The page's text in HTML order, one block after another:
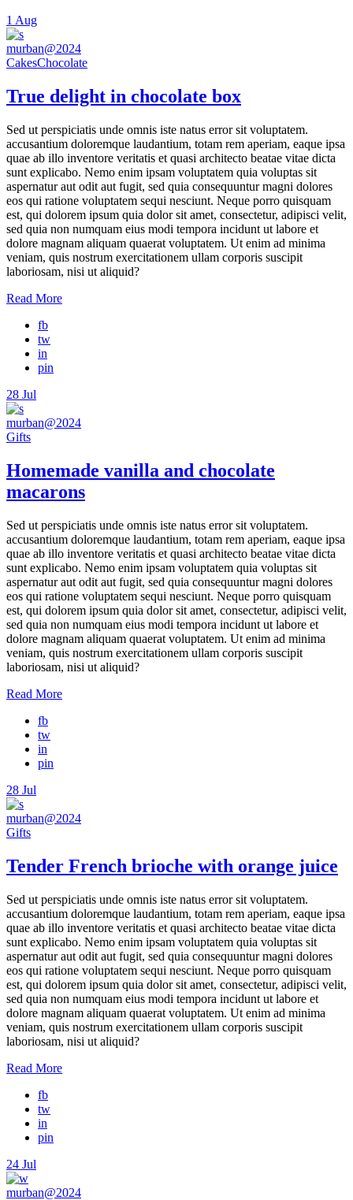
1 Aug
murban@2024
CakesChocolate
True delight in chocolate box
Sed ut perspiciatis unde omnis iste natus error sit voluptatem.
accusantium doloremque laudantium, totam rem aperiam, eaque ipsa
quae ab illo inventore veritatis et quasi architecto beatae vitae dicta
sunt explicabo. Nemo enim ipsam voluptatem quia voluptas sit
aspernatur aut odit aut fugit, sed quia consequuntur magni dolores
eos qui ratione voluptatem sequi nesciunt. Neque porro quisquam
est, qui dolorem ipsum quia dolor sit amet, consectetur, adipisci velit,
sed quia non numquam eius modi tempora incidunt ut labore et
dolore magnam aliquam quaerat voluptatem. Ut enim ad minima
veniam, quis nostrum exercitationem ullam corporis suscipit
laboriosam, nisi ut aliquid?
Read More
fb
tw
in
pin
28 Jul
murban@2024
Gifts
Homemade vanilla and chocolate
macarons
Sed ut perspiciatis unde omnis iste natus error sit voluptatem.
accusantium doloremque laudantium, totam rem aperiam, eaque ipsa
quae ab illo inventore veritatis et quasi architecto beatae vitae dicta
sunt explicabo. Nemo enim ipsam voluptatem quia voluptas sit
aspernatur aut odit aut fugit, sed quia consequuntur magni dolores
eos qui ratione voluptatem sequi nesciunt. Neque porro quisquam
est, qui dolorem ipsum quia dolor sit amet, consectetur, adipisci velit,
sed quia non numquam eius modi tempora incidunt ut labore et
dolore magnam aliquam quaerat voluptatem. Ut enim ad minima
veniam, quis nostrum exercitationem ullam corporis suscipit
laboriosam, nisi ut aliquid?
Read More
fb
tw
in
pin
28 Jul
murban@2024
Gifts
Tender French brioche with orange juice
Sed ut perspiciatis unde omnis iste natus error sit voluptatem.
accusantium doloremque laudantium, totam rem aperiam, eaque ipsa
quae ab illo inventore veritatis et quasi architecto beatae vitae dicta
sunt explicabo. Nemo enim ipsam voluptatem quia voluptas sit
aspernatur aut odit aut fugit, sed quia consequuntur magni dolores
eos qui ratione voluptatem sequi nesciunt. Neque porro quisquam
est, qui dolorem ipsum quia dolor sit amet, consectetur, adipisci velit,
sed quia non numquam eius modi tempora incidunt ut labore et
dolore magnam aliquam quaerat voluptatem. Ut enim ad minima
veniam, quis nostrum exercitationem ullam corporis suscipit
laboriosam, nisi ut aliquid?
Read More
fb
tw
in
pin
24 Jul
murban@2024